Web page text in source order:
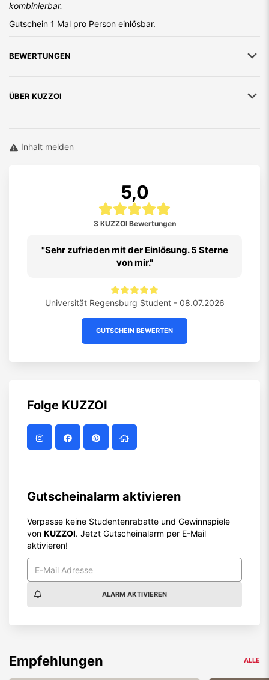
kombinierbar.
Gutschein 1 Mal pro Person einlösbar.
BEWERTUNGEN
ÜBER KUZZOI
Inhalt melden
5,0
3 KUZZOI Bewertungen
Sehr zufrieden mit der Einlösung. 5 Sterne
von mir.
Universität Regensburg Student - 08.07.2026
GUTSCHEIN BEWERTEN
Folge KUZZOI
Gutscheinalarm aktivieren
Verpasse keine Studentenrabatte und Gewinnspiele
von KUZZOI. Jetzt Gutscheinalarm per E-Mail
aktivieren!
ALARM AKTIVIEREN
Empfehlungen ALLE